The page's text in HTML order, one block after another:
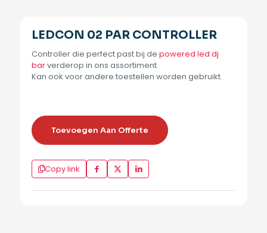
LEDCON 02 PAR CONTROLLER
Controller die perfect past bij de powered led dj
barverderop in ons assortiment.
Kan ook voor andere toestellen worden gebruikt.
Toevoegen Aan Offerte
Copy link